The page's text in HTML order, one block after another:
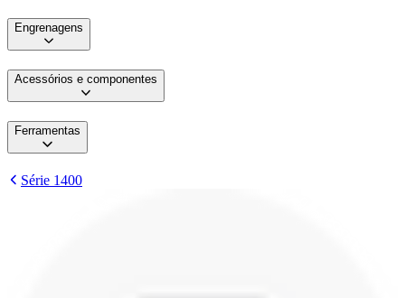
Engrenagens
Acessórios e componentes
Ferramentas
Série 1400